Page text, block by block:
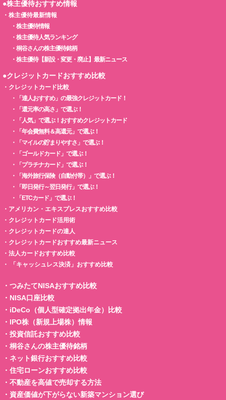
●株主優待おすすめ情報
・ 株主優待最新情報
・ 株主優待情報
・ 株主優待人気ランキング
・ 桐谷さんの株主優待銘柄
・ 株主優待【新設・変更・廃止】最新ニュース
●クレジットカードおすすめ比較
・ クレジットカード比較
・
「達人おすすめ」の最強クレジットカード！
・
「還元率の高さ」で選ぶ！
・
「人気」で選ぶ！おすすめクレジットカード
・
「年会費無料＆高還元」で選ぶ！
・
「マイルの貯まりやすさ」で選ぶ！
・
「ゴールドカード」で選ぶ！
・
「プラチナカード」で選ぶ！
・
「海外旅行保険（自動付帯）」で選ぶ！
・
「即日発行～翌日発行」で選ぶ！
・
「ETCカード」で選ぶ！
・ アメリカン・エキスプレスおすすめ比較
・ クレジットカード活用術
・ クレジットカードの達人
・ クレジットカードおすすめ最新ニュース
・ 法人カードおすすめ比較
・
「キャッシュレス決済」おすすめ比較
・ つみたてNISAおすすめ比較
・ NISA口座比較
・ iDeCo（個人型確定拠出年金）比較
・ IPO株（新規上場株）情報
・ 投資信託おすすめ比較
・ 桐谷さんの株主優待銘柄
・ ネット銀行おすすめ比較
・ 住宅ローンおすすめ比較
・ 不動産を高値で売却する方法
・ 資産価値が下がらない新築マンション選び